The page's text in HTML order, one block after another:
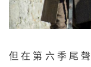
但在第六季尾